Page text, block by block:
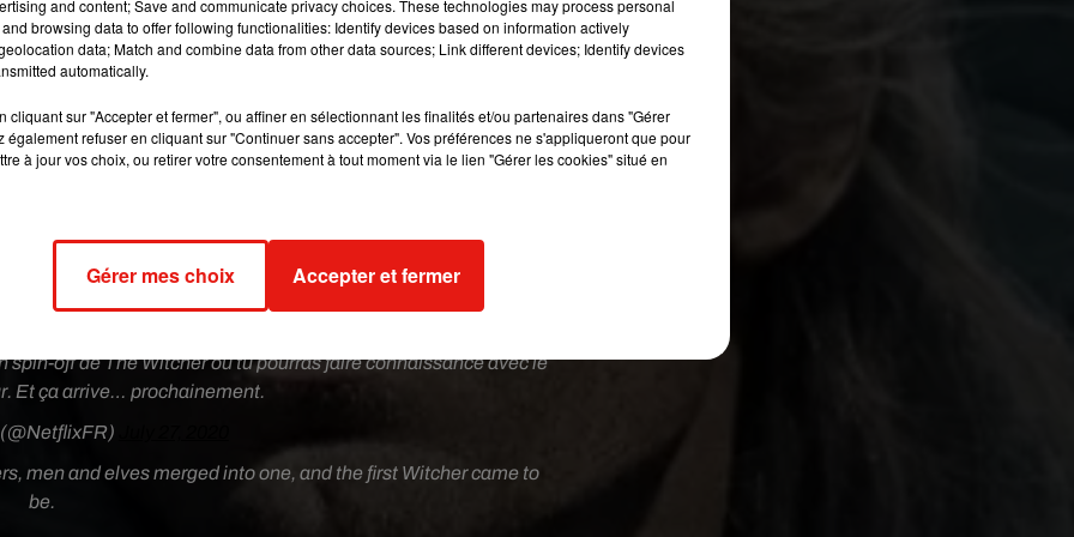
On prépare la mini-série 'The Witcher : Blood Origin',un spin-off
tout premier Sorceleur. Et ça arrive… prochainement",a ainsi
? L’histoire du premier Sorceleur, 1.200 ans avant celle
joué par Henry Cavill.
à la 'conjonction des sphères', lorsque les mondes des
plus qu'un". "Depuis que j'ai lu pour la première fois les livres
ressemblait vraiment le monde des Elfes avant l'arrivée
racontera l'histoire de la civilisation elfique avant sa chute et
premier sorceleur",
a déclaré le showrunner.
ce que tu sais qui est le premier Sorceleur ?
spin-off de The Witcher où tu pourras faire connaissance avec le
Et ça arrive… prochainement.
men and elves merged into one, and the first Witcher came to
be.
and content; Save and communicate privacy choices. These technologies may process personal
browsing data to offer following functionalities: Identify devices based on information actively
data; Match and combine data from other data sources; Link different devices; Identify devices
automatically.
cliquant sur "Accepter et fermer", ou affiner en sélectionnant les finalités et/ou partenaires dans "Gérer
également refuser en cliquant sur "Continuer sans accepter". Vos préférences ne s'appliqueront que pour
à jour vos choix, ou retirer votre consentement à tout moment via le lien "Gérer les cookies" situé en
Gérer mes choix Accepter et fermer